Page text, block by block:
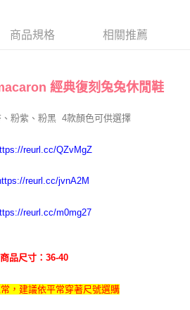
以上)免運費
商品規格 相關推薦
經典復刻兔兔休閒鞋
粉紫、粉黑 4款顏色可供選擇
reurl.cc/QZvMgZ
reurl.cc/jvnA2M
reurl.cc/m0mg27
商品尺寸：36-40
，建議依平常穿著尺號選購